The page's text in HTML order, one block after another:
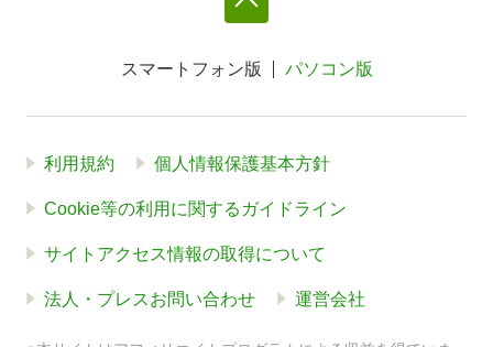
スマートフォン版 パソコン版
利用規約 個人情報保護基本方針
Cookie等の利用に関するガイドライン
サイトアクセス情報の取得について
法人・プレスお問い合わせ 運営会社